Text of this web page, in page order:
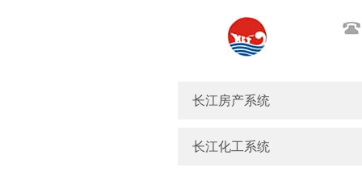
长江房产系统
长江化工系统